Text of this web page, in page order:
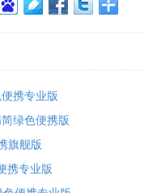
携专业版
绿色便携版
旗舰版
携专业版